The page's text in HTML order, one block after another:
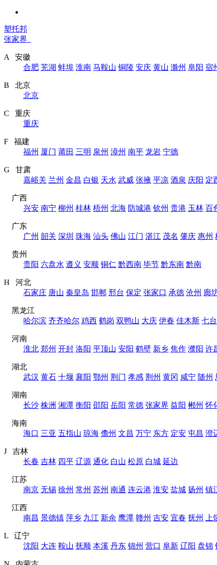
塑托邦
张家界
A 安徽
合肥 芜湖 蚌埠 淮南 马鞍山 铜陵 安庆 黄山 滁州 阜阳 宿
B 北京
北京
C 重庆
重庆
F 福建
福州 厦门 莆田 三明 泉州 漳州 南平 龙岩 宁德
G 甘肃
嘉峪关 兰州 金昌 白银 天水 武威 张掖 平凉 酒泉 庆阳 定
广西
兴安 南宁 柳州 桂林 梧州 北海 防城港 钦州 贵港 玉林 百
广东
广州 韶关 深圳 珠海 汕头 佛山 江门 湛江 茂名 肇庆 惠州
贵州
贵阳 六盘水 遵义 安顺 铜仁 黔西南 毕节 黔东南 黔南
H 河北
石家庄 唐山 秦皇岛 邯郸 邢台 保定 张家口 承德 沧州 廊
黑龙江
哈尔滨 齐齐哈尔 鸡西 鹤岗 双鸭山 大庆 伊春 佳木斯 七
河南
淮北 郑州 开封 洛阳 平顶山 安阳 鹤壁 新乡 焦作 濮阳 许
湖北
武汉 黄石 十堰 襄阳 鄂州 荆门 孝感 荆州 黄冈 咸宁 随州
湖南
长沙 株洲 湘潭 衡阳 邵阳 岳阳 常德 张家界 益阳 郴州 怀
海南
海口 三亚 五指山 琼海 儋州 文昌 万宁 东方 定安 屯昌 澄
J 吉林
长春 吉林 四平 辽源 通化 白山 松原 白城 延边
江苏
南京 无锡 徐州 常州 苏州 南通 连云港 淮安 盐城 扬州 镇
江西
南昌 景德镇 萍乡 九江 新余 鹰潭 赣州 吉安 宜春 抚州 上
L 辽宁
沈阳 大连 鞍山 抚顺 本溪 丹东 锦州 营口 阜新 辽阳 盘锦